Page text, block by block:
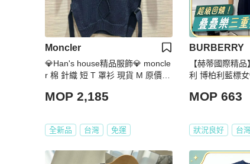
Moncler
💎Han's house精品服飾💎 moncle
r 棉 針織 短 T 罩衫 現貨 M 原價21
MOP 2,185
全新品 台灣 免運
BURBERRY
【赫蒂國際精
利 博柏利藍標
MOP 663
狀況良好 台